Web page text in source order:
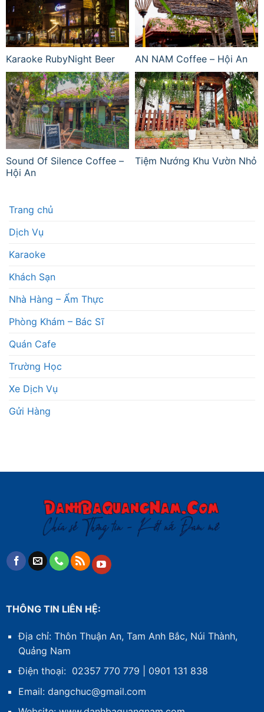
Karaoke RubyNight Beer AN NAM Coffee – Hội An
Sound Of Silence Coffee –
Hội An
Tiệm Nướng Khu Vườn Nhỏ
Trang chủ
Dịch Vụ
Karaoke
Khách Sạn
Nhà Hàng – Ẩm Thực
Phòng Khám – Bác Sĩ
Quán Cafe
Trường Học
Xe Dịch Vụ
Gửi Hàng
THÔNG TIN LIÊN HỆ:
Địa chỉ: Thôn Thuận An, Tam Anh Bắc, Núi Thành,
Quảng Nam
Điện thoại: 02357 770 779 | 0901 131 838
Email: dangchuc@gmail.com